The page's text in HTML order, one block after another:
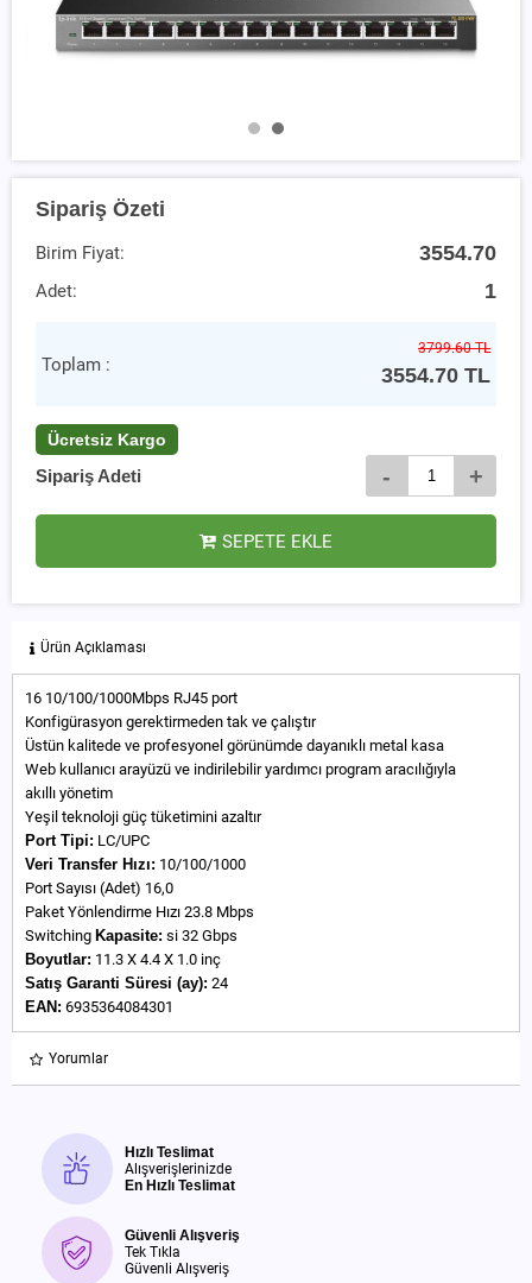
Sipariş Özeti
Birim Fiyat: 3554.70
Adet: 1
Toplam :
3799.60 TL
3554.70 TL
Ücretsiz Kargo
Sipariş Adeti - +
SEPETE EKLE
Ürün Açıklaması
16 10/100/1000Mbps RJ45 port
Konfigürasyon gerektirmeden tak ve çalıştır
Üstün kalitede ve profesyonel görünümde dayanıklı metal kasa
Web kullanıcı arayüzü ve indirilebilir yardımcı program aracılığıyla
akıllı yönetim
Yeşil teknoloji güç tüketimini azaltır
Port Tipi: LC/UPC
Veri Transfer Hızı: 10/100/1000
Port Sayısı (Adet) 16,0
Paket Yönlendirme Hızı 23.8 Mbps
Switching Kapasite: si 32 Gbps
Boyutlar: 11.3 X 4.4 X 1.0 inç
Satış Garanti Süresi (ay): 24
EAN: 6935364084301
Yorumlar
Hızlı Teslimat
Alışverişlerinizde
En Hızlı Teslimat
Güvenli Alışveriş
Tek Tıkla
Güvenli Alışveriş